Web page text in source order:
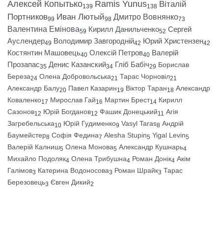
Алексей Копытько139 Ramis Yunus138 Віталій
Портников99 Иван Лютый98 Дмитро Вовнянко73
Валентина Емінова59 Кирилл Данильченко52 Сергей
Ауслендер49 Володимир Завгородній42 Юрий Христензен42
Костянтин Машовець40 Олексій Петров40 Валерій
Прозапас35 Денис Казанский34 Гліб Бабіч29 Борислав
Береза24 Олена Добровольська21 Тарас Чорновіл21
Александр Балу20 Павел Казарин19 Віктор Таран18 Александр
Коваленко17 Мирослав Гай16 Мартин Брест14 Кирилл
Сазонов12 Юрій Богданов12 Фашик Донецький11 Агія
Загребельська10 Юрій Гудименко9 Vasyl Taras8 Андрій
Баумейстер8 Софія Федина7 Alesha Stupin5 Yigal Levin5
Валерій Калниш5 Олена Монова5 Александр Кушнарь4
Михайло Подоляк4 Олена Трибушна4 Роман Донік4 Акім
Галімов3 Катерина Водоносова3 Роман Шрайк3 Тарас
Березовець3 Євген Дикий2